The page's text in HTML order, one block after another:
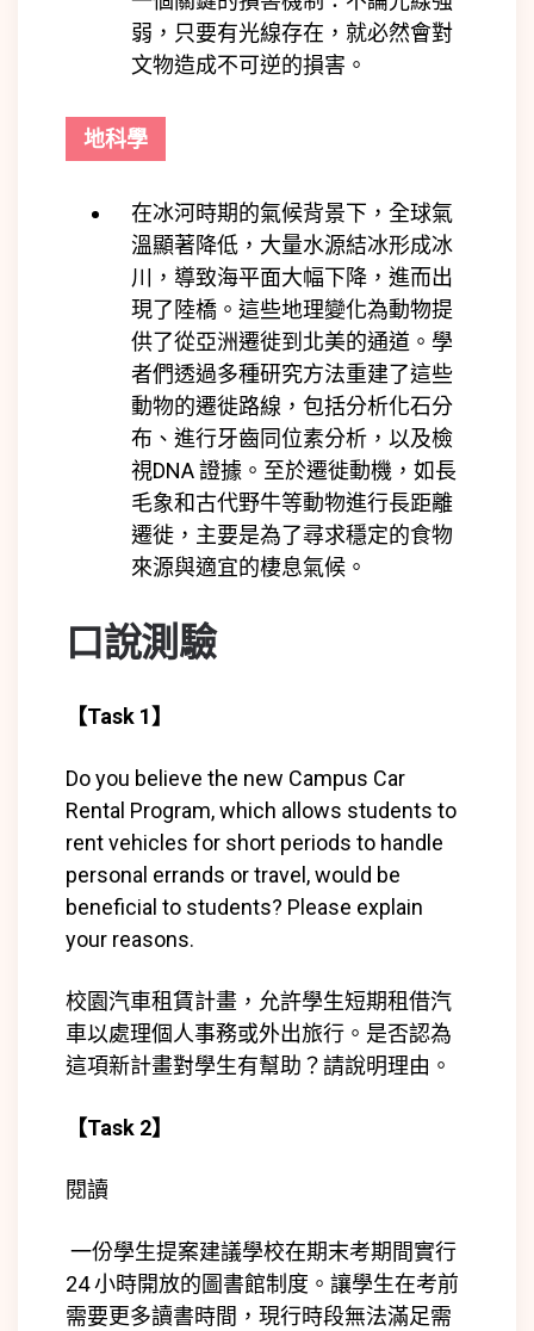
弱，只要有光線存在，就必然會對
文物造成不可逆的損害。
地科學
在冰河時期的氣候背景下，全球氣
溫顯著降低，大量水源結冰形成冰
川，導致海平面大幅下降，進而出
現了陸橋。這些地理變化為動物提
供了從亞洲遷徙到北美的通道。學
者們透過多種研究方法重建了這些
動物的遷徙路線，包括分析化石分
布、進行牙齒同位素分析，以及檢
視DNA 證據。至於遷徙動機，如長
毛象和古代野牛等動物進行長距離
遷徙，主要是為了尋求穩定的食物
來源與適宜的棲息氣候。
口說測驗
【Task 1】
Do you believe the new Campus Car
Rental Program, which allows students to
rent vehicles for short periods to handle
personal errands or travel, would be
beneficial to students? Please explain
your reasons.
校園汽車租賃計畫，允許學生短期租借汽
車以處理個人事務或外出旅行。是否認為
這項新計畫對學生有幫助？請說明理由。
【Task 2】
閱讀
一份學生提案建議學校在期末考期間實行
24 小時開放的圖書館制度。讓學生在考前
需要更多讀書時間，現行時段無法滿足需